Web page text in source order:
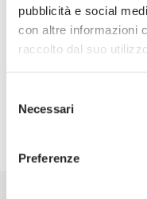
pubblicità e social
con altre informazioni
raccolto dal suo
delNecessari
Preferenze
Tufano
Cassino